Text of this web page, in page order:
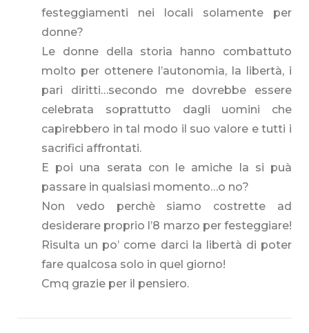
festeggiamenti nei locali solamente per
donne?
Le donne della storia hanno combattuto
molto per ottenere l’autonomia, la libertà, i
pari diritti…secondo me dovrebbe essere
celebrata soprattutto dagli uomini che
capirebbero in tal modo il suo valore e tutti i
sacrifici affrontati.
E poi una serata con le amiche la si puà
passare in qualsiasi momento…o no?
Non vedo perchè siamo costrette ad
desiderare proprio l’8 marzo per festeggiare!
Risulta un po’ come darci la libertà di poter
fare qualcosa solo in quel giorno!
Cmq grazie per il pensiero.